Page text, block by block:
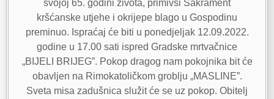
svojoj 65. godini života, primivši Sakrament
kršćanske utjehe i okrijepe blago u Gospodinu
preminuo. Ispraćaj će biti u ponedjeljak 12.09.2022.
godine u 17.00 sati ispred Gradske mrtvačnice
„BIJELI BRIJEG”. Pokop dragog nam pokojnika bit će
obavljen na Rimokatoličkom groblju „MASLINE”.
Sveta misa zadušnica služit će se uz pokop. Obitelj